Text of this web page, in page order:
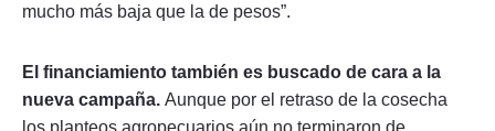
mucho más baja que la de pesos”.
El financiamiento también es buscado de cara a la
nueva campaña. Aunque por el retraso de la cosecha
los planteos agropecuarios aún no terminaron de